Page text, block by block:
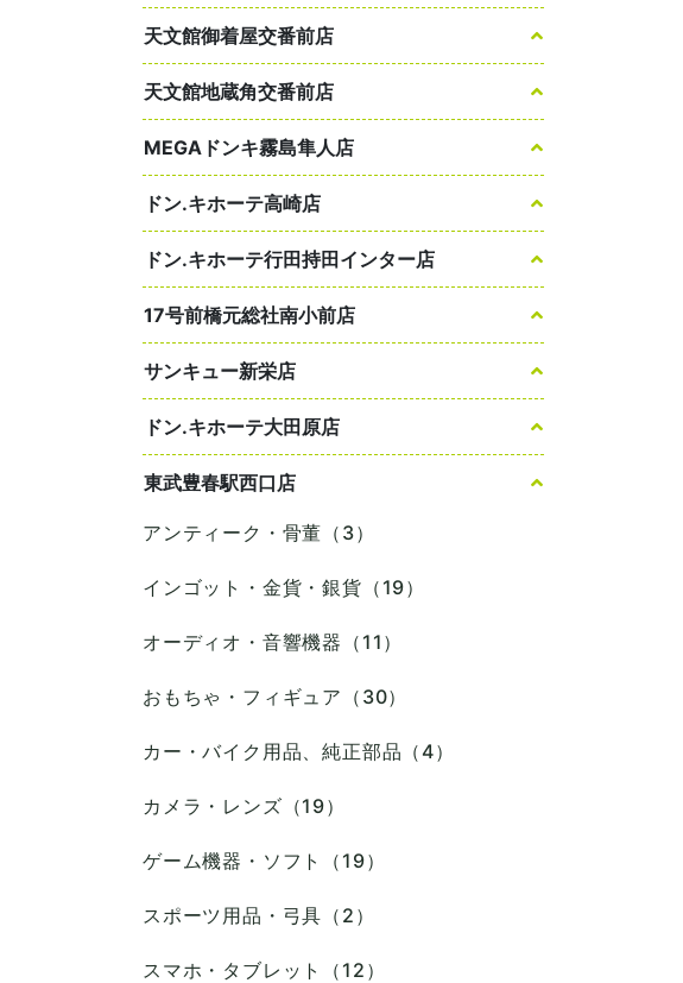
天文館御着屋交番前店
天文館地蔵角交番前店
MEGAドンキ霧島隼人店
ドン.キホーテ高崎店
ドン.キホーテ行田持田インター店
17号前橋元総社南小前店
サンキュー新栄店
ドン.キホーテ大田原店
東武豊春駅西口店
アンティーク・骨董（3）
インゴット・金貨・銀貨（19）
オーディオ・音響機器（11）
おもちゃ・フィギュア（30）
カー・バイク用品、純正部品（4）
カメラ・レンズ（19）
ゲーム機器・ソフト（19）
スポーツ用品・弓具（2）
スマホ・タブレット（12）